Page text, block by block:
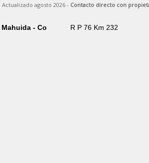
Actualizado agosto 2026 - Contacto directo con
Mahuida - Co R P 76 Km 232